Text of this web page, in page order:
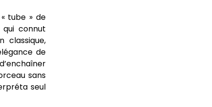
tube » de
qui connut
classique,
de
sans
seul